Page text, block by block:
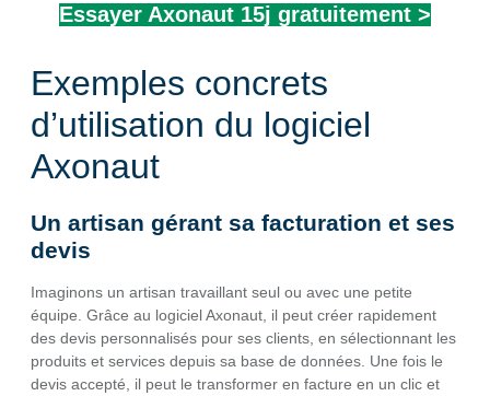
Essayer Axonaut 15j gratuitement >
Exemples concrets
d’utilisation du logiciel
Axonaut
Un artisan gérant sa facturation et ses
devis
Imaginons un artisan travaillant seul ou avec une petite
équipe. Grâce au logiciel Axonaut, il peut créer rapidement
des devis personnalisés pour ses clients, en sélectionnant les
produits et services depuis sa base de données. Une fois le
devis accepté, il peut le transformer en facture en un clic et